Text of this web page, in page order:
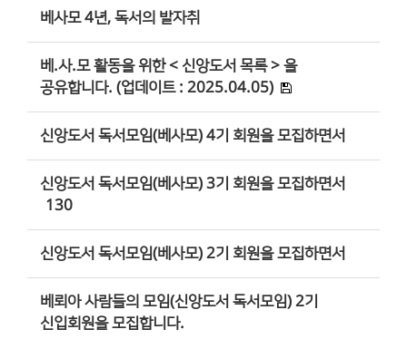
베사모 4년, 독서의 발자취
베.사.모 활동을 위한 < 신앙도서 목록 > 을
공유합니다. (업데이트 : 2025.04.05)
신앙도서 독서모임(베사모) 4기 회원을 모집하면서
신앙도서 독서모임(베사모) 3기 회원을 모집하면서
130
신앙도서 독서모임(베사모) 2기 회원을 모집하면서
베뢰아 사람들의 모임(신앙도서 독서모임) 2기
신입회원을 모집합니다.